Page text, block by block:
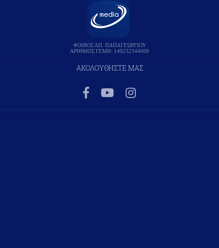
ΦΟΙΒΟΣ ΑΠ. ΠΑΠΑΓΕΩΡΓΙΟΥ
ΑΡΙΘΜΟΣ ΓΕΜΗ: 149232344000
ΑΚΟΛΟΥΘΗΣΤΕ ΜΑΣ